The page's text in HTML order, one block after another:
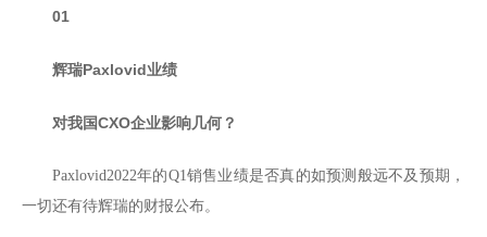
01
辉瑞Paxlovid业绩
对我国CXO企业影响几何？
Paxlovid2022年的Q1销售业绩是否真的如预测般远不及预期，
一切还有待辉瑞的财报公布。